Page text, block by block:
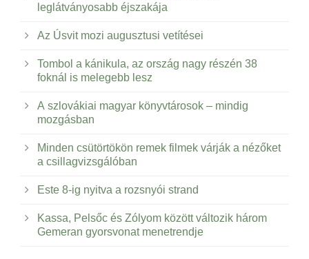
leglátványosabb éjszakája
Az Úsvit mozi augusztusi vetítései
Tombol a kánikula, az ország nagy részén 38
foknál is melegebb lesz
A szlovákiai magyar könyvtárosok – mindig
mozgásban
Minden csütörtökön remek filmek várják a nézőket
a csillagvizsgálóban
Este 8-ig nyitva a rozsnyói strand
Kassa, Pelsőc és Zólyom között változik három
Gemeran gyorsvonat menetrendje